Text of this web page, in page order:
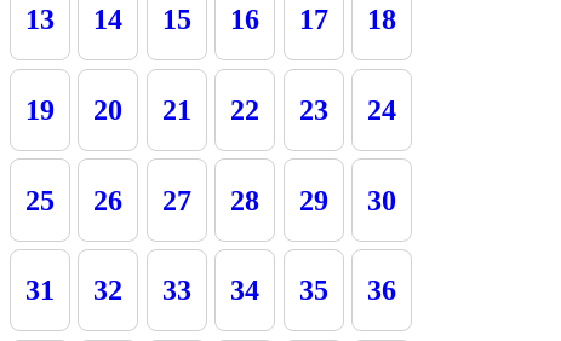
13 14 15 16 17 18
19 20 21 22 23 24
25 26 27 28 29 30
31 32 33 34 35 36